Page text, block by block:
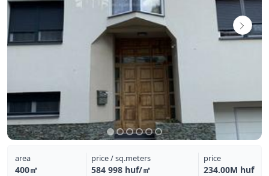
area
400㎡
price / sq.meters
584 998 huf/㎡
price
234.00M huf